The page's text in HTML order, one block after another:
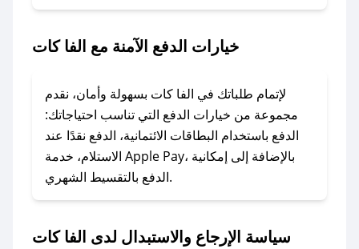
2. الصقه في خانة الدفع عند التسوق من الفا كات.
### ماذا أفعل إذا لم يعمل كود الخصم؟
الرسائل الخاصة على تويتر أو البريد الإلكتروني،
وسنقوم بحل المشكلة في أسرع وقت ممكن.
### ماذا أفعل إذا لم أجد كود خصم لمتجري
المفضل؟
في حال عدم توفر كوبونات لمتجرك المفضل، يمكنك
أسرع وقت ممكن.
خيارات الدفع الآمنة مع الفا كات
لإتمام طلباتك في الفا كات بسهولة وأمان، نقدم
مجموعة من خيارات الدفع التي تناسب احتياجاتك:
الدفع باستخدام البطاقات الائتمانية، الدفع نقدًا عند
الاستلام، خدمة Apple Pay، بالإضافة إلى إمكانية
الدفع بالتقسيط الشهري.
سياسة الإرجاع والاستبدال لدى الفا كات